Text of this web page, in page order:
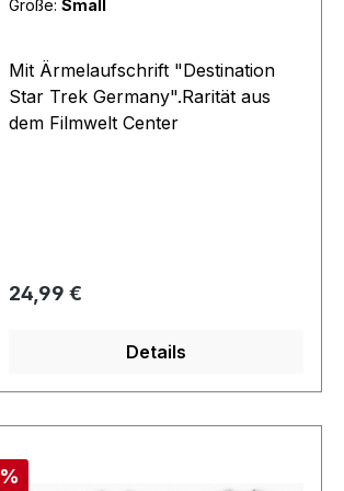
Größe: Small
Mit Ärmelaufschrift "Destination
Star Trek Germany".Rarität aus
dem Filmwelt Center
Regulärer Preis:
24,99 €
Details
Rabatt
%